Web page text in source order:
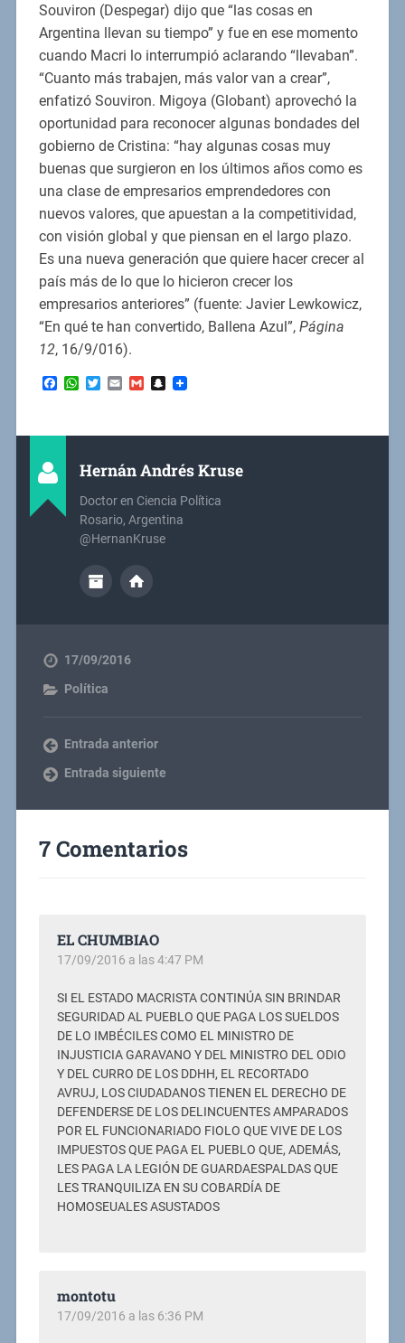
Souviron (Despegar) dijo que “las cosas en
Argentina llevan su tiempo” y fue en ese momento
cuando Macri lo interrumpió aclarando “llevaban”.
“Cuanto más trabajen, más valor van a crear”,
enfatizó Souviron. Migoya (Globant) aprovechó la
oportunidad para reconocer algunas bondades del
gobierno de Cristina: “hay algunas cosas muy
buenas que surgieron en los últimos años como es
una clase de empresarios emprendedores con
nuevos valores, que apuestan a la competitividad,
con visión global y que piensan en el largo plazo.
Es una nueva generación que quiere hacer crecer al
país más de lo que lo hicieron crecer los
empresarios anteriores” (fuente: Javier Lewkowicz,
“En qué te han convertido, Ballena Azul”, Página
12, 16/9/016).
Facebook
WhatsApp
Twitter
EmailGmailSnapchat
Hernán Andrés Kruse
Doctor en Ciencia Política
Rosario, Argentina
@HernanKruse
17/09/2016
Política
Entrada anterior
Entrada siguiente
7 Comentarios
EL CHUMBIAO
17/09/2016 a las 4:47 PM
SI EL ESTADO MACRISTA CONTINÚA SIN BRINDAR
SEGURIDAD AL PUEBLO QUE PAGA LOS SUELDOS
DE LO IMBÉCILES COMO EL MINISTRO DE
INJUSTICIA GARAVANO Y DEL MINISTRO DEL ODIO
Y DEL CURRO DE LOS DDHH, EL RECORTADO
AVRUJ, LOS CIUDADANOS TIENEN EL DERECHO DE
DEFENDERSE DE LOS DELINCUENTES AMPARADOS
POR EL FUNCIONARIADO FIOLO QUE VIVE DE LOS
IMPUESTOS QUE PAGA EL PUEBLO QUE, ADEMÁS,
LES PAGA LA LEGIÓN DE GUARDAESPALDAS QUE
LES TRANQUILIZA EN SU COBARDÍA DE
HOMOSEUALES ASUSTADOS
montotu
17/09/2016 a las 6:36 PM